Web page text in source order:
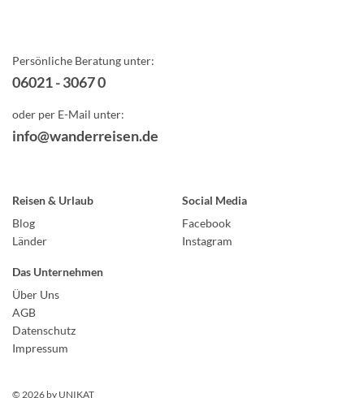
Persönliche Beratung unter:
06021 - 3067 0
oder per E-Mail unter:
info@wanderreisen.de
Reisen & Urlaub
Blog
Länder
Social Media
Facebook
Instagram
Das Unternehmen
Über Uns
AGB
Datenschutz
Impressum
© 2026 by UNIKAT